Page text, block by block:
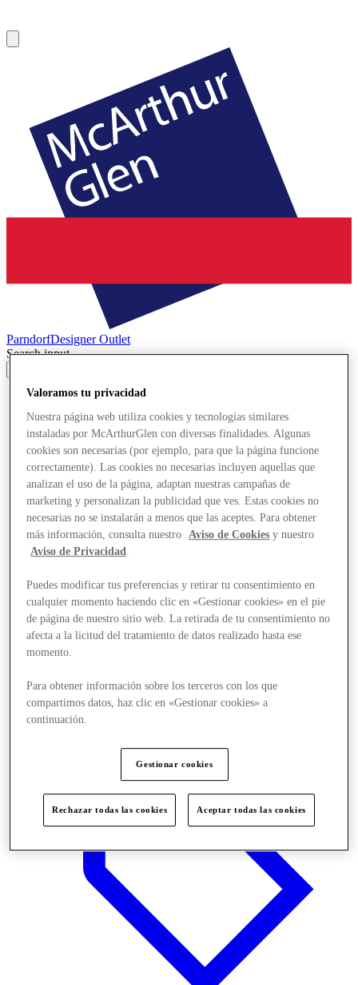
ParndorfDesigner Outlet
Search input
Stores
Valoramos tu privacidad
Nuestra página web utiliza cookies y tecnologías similares
instaladas por McArthurGlen con diversas finalidades. Algunas
cookies son necesarias (por ejemplo, para que la página funcione
correctamente). Las cookies no necesarias incluyen aquellas que
analizan el uso de la página, adaptan nuestras campañas de
marketing y personalizan la publicidad que ves. Estas cookies no
necesarias no se instalarán a menos que las aceptes. Para obtener
más información, consulta nuestro
Aviso de Cookies y nuestro
Aviso de Privacidad.
Puedes modificar tus preferencias y retirar tu consentimiento en
cualquier momento haciendo clic en «Gestionar cookies» en el pie
de página de nuestro sitio web. La retirada de tu consentimiento no
afecta a la licitud del tratamiento de datos realizado hasta ese
momento.
Para obtener información sobre los terceros con los que
compartimos datos, haz clic en «Gestionar cookies» a
continuación.
Gestionar cookies
Rechazar todas las cookies Aceptar todas las cookies